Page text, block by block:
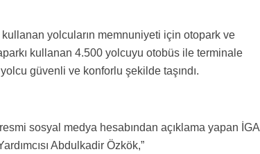
yolcuların memnuniyeti için otopark ve
kullanan 4.500 yolcuyu otobüs ile terminale
güvenli ve konforlu şekilde taşındı.
sosyal medya hesabından açıklama yapan İGA
Abdulkadir Özkök,”